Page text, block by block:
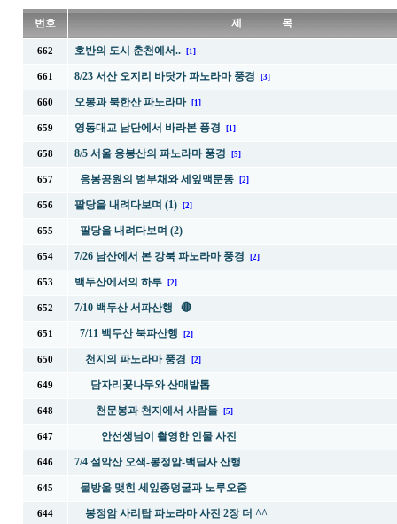
번호 제 목
662 호반의 도시 춘천에서.. [1]
661 8/23 서산 오지리 바닷가 파노라마 풍경 [3]
660 오봉과 북한산 파노라마 [1]
659 영동대교 남단에서 바라본 풍경 [1]
658 8/5 서울 응봉산의 파노라마 풍경 [5]
657 응봉공원의 범부채와 세잎맥문동 [2]
656 팔당을 내려다보며 (1) [2]
655 팔당을 내려다보며 (2)
654 7/26 남산에서 본 강북 파노라마 풍경 [2]
653 백두산에서의 하루 [2]
652 7/10 백두산 서파산행 🔴
651 7/11 백두산 북파산행 [2]
650 천지의 파노라마 풍경 [2]
649 담자리꽃나무와 산매발톱
648 천문봉과 천지에서 사람들 [5]
647 안선생님이 촬영한 인물 사진
646 7/4 설악산 오색-봉정암-백담사 산행
645 물방울 맺힌 세잎종덩굴과 노루오줌
644 봉정암 사리탑 파노라마 사진 2장 더 ^^